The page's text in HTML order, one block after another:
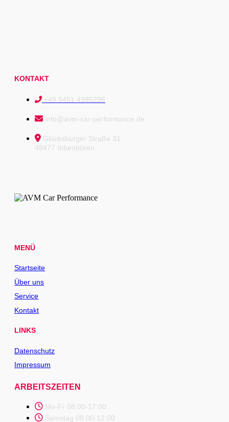
KONTAKT
+49 5451 4995296
info@avm-car-performance.de
Glücksburger Straße 31
49477 Ibbenbüren
MENÜ
Startseite
Über uns
Service
Kontakt
LINKS
Datenschutz
Impressum
ARBEITSZEITEN
Mo-Fr 08:00-17:00
Samstag 08:00-12:00